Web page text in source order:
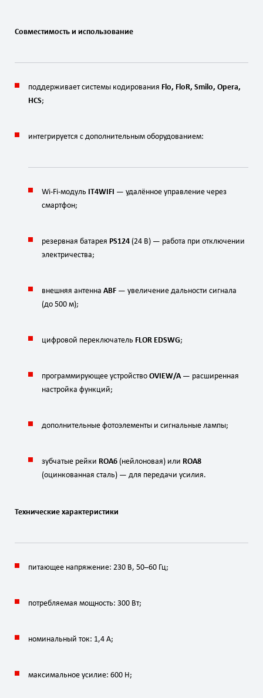
Совместимость и использование
поддерживаетсистемы кодирования Flo, FloR, Smilo, Opera,
HCS;
интегрируется с дополнительным оборудованием:
Wi‑Fi‑модуль IT4WIFI — удалённое управление через
смартфон;
резервная батарея PS124 (24 В) — работа при отключении
электричества;
внешняя антенна ABF — увеличение дальности сигнала
(до 500 м);
цифровой переключатель FLOR EDSWG;
программирующее устройство OVIEW/A— расширенная
настройка функций;
дополнительные фотоэлементы и сигнальные лампы;
зубчатые рейки ROA6 (нейлоновая) или ROA8
(оцинкованная сталь) — для передачи усилия.
Технические характеристики
питающее напряжение: 230 В, 50–60 Гц;
потребляемая мощность: 300 Вт;
номинальный ток: 1,4 А;
максимальное усилие: 600 Н;